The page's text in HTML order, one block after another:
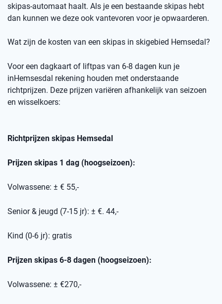
skipas-automaat haalt. Als je een bestaande skipas hebt
dan kunnen we deze ook vantevoren voor je opwaarderen.
Wat zijn de kosten van een skipas in skigebied Hemsedal ?
Voor een dagkaart of liftpas van 6-8 dagen kun je
inHemsesdal rekening houden met onderstaande
richtprijzen. Deze prijzen variëren afhankelijk van seizoen
en wisselkoers:
Richtprijzen skipas Hemsedal
Prijzen skipas 1 dag (hoogseizoen):
Volwassene: ± € 55,-
Senior & jeugd (7-15 jr): ± €. 44,-
Kind (0-6 jr): gratis
Prijzen skipas 6-8 dagen (hoogseizoen):
Volwassene: ± €270,-